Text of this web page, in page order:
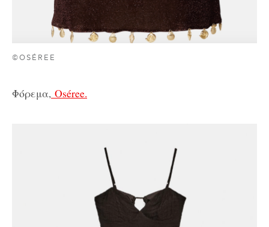
©OSÉREE
Φόρεμα, Oséree.